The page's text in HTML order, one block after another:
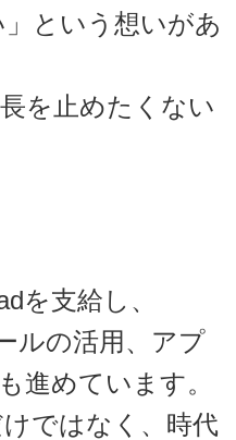
という想いがあ
を止めたくない
を支給し、
ルの活用、アプ
進めています。
ではなく、時代